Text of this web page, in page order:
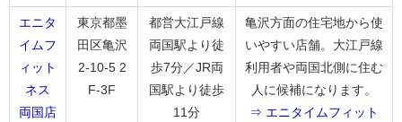
エニタ
イムフ
ィット
ネス
両国店
東京都墨
田区亀沢
2-10-5 2
F-3F
都営大江戸線
両国駅より徒
歩7分／JR両
国駅より徒歩
11分
亀沢方面の住宅地から使
いやすい店舗。大江戸線
利用者や両国北側に住む
人に候補になります。
⇒ エニタイムフィット